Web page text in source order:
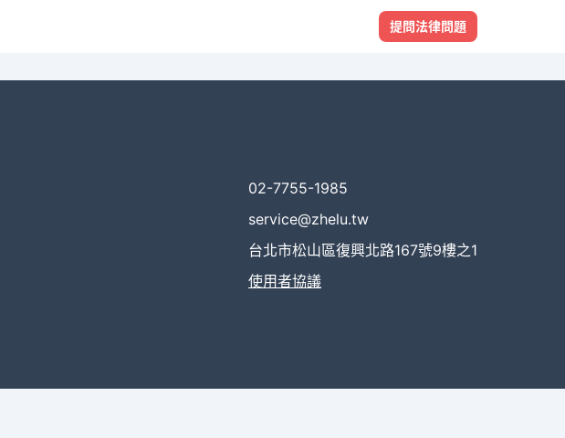
提問法律問題
02-7755-1985
service@zhelu.tw
台北市松山區復興北路167號9樓之1
使用者協議